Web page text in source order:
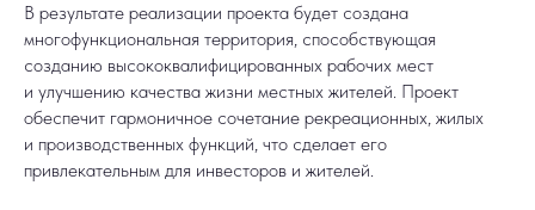
В результате реализации проекта будет создана
многофункциональная территория, способствующая
созданию высококвалифицированных рабочих мест
и улучшению качества жизни местных жителей. Проект
обеспечит гармоничное сочетание рекреационных, жилых
и производственных функций, что сделает его
привлекательным для инвесторов и жителей.